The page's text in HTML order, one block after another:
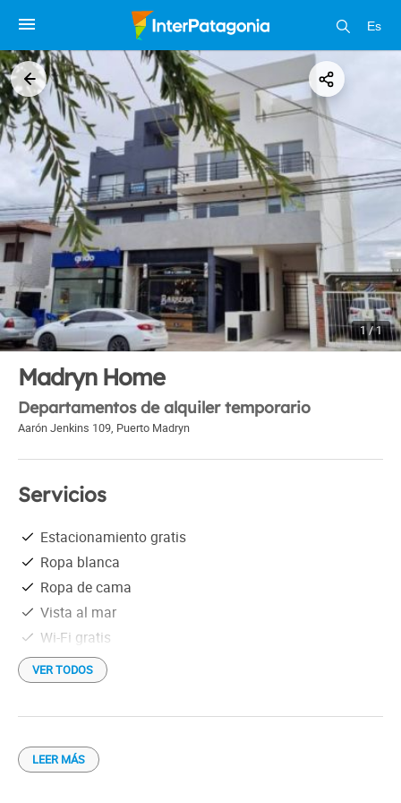
Es
1 / 1
Madryn Home
Departamentos de alquiler temporario
Aarón Jenkins 109, Puerto Madryn
Servicios
Estacionamiento gratis
Ropa blanca
Ropa de cama
Vista al mar
Wi-Fi gratis
VER TODOS
LEER MÁS